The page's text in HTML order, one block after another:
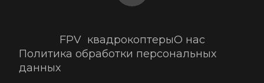
FPV  квадрокоптерыО нас
Политика обработки персональных
данных